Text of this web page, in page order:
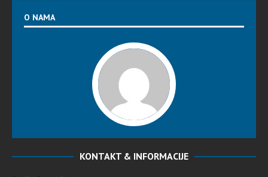
O NAMA
KONTAKT & INFORMACIJE